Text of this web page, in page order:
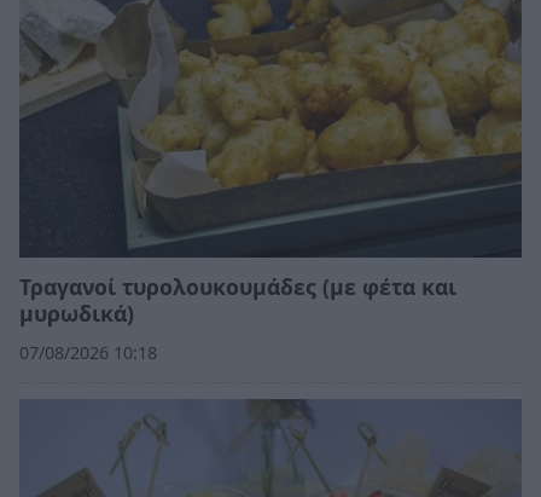
Τραγανοί τυρολουκουμάδες (με φέτα και
μυρωδικά)
07/08/2026 10:18